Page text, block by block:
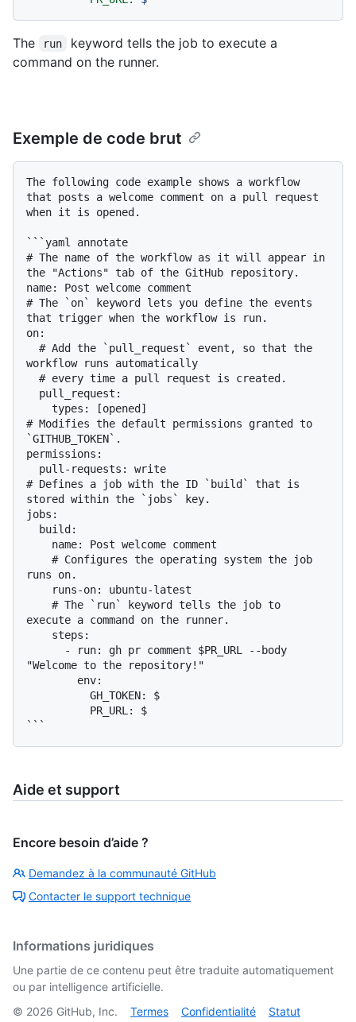
The run
keyword tells the job to execute a
command on the runner.
Exemple de code brut
The following code example shows a workflow
that posts a welcome comment on a pull request
when it is opened.
```yaml annotate
# The name of the workflow as it will appear in
the "Actions" tab of the GitHub repository.
name: Post welcome comment
# The `on` keyword lets you define the events
that trigger when the workflow is run.
on:
workflow runs automatically
# Modifies the default permissions granted to
`GITHUB_TOKEN`.
permissions:
# Defines a job with the ID `build` that is
stored within the `jobs` key.
jobs:
runs on.
execute a command on the runner.
"Welcome to the repository!"
Aide et support
Encore besoin d’aide ?
Demandez à la communauté GitHub
Contacter le support technique
Informations juridiques
Une partie de ce contenu peut être traduite automatiquement
ou par intelligence artificielle.
© 2026 GitHub, Inc. Termes Confidentialité
Statut